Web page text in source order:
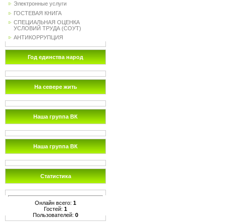
Электронные услуги
ГОСТЕВАЯ КНИГА
СПЕЦИАЛЬНАЯ ОЦЕНКА
УСЛОВИЙ ТРУДА (СОУТ)
АНТИКОРРУПЦИЯ
Год единства народ
На севере жить
Наша группа ВК
Наша группа ВК
Статистика
Онлайн всего: 1
Гостей: 1
Пользователей: 0